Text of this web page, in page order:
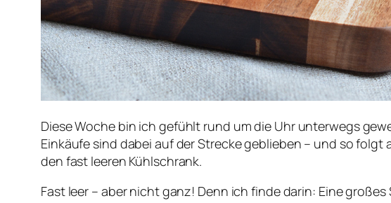
Diese Woche bin ich gefühlt rund um die Uhr unterwegs
Einkäufe sind dabei auf der Strecke geblieben – und so
den fast leeren Kühlschrank.
Fast leer – aber nicht ganz! Denn ich finde darin: Eine